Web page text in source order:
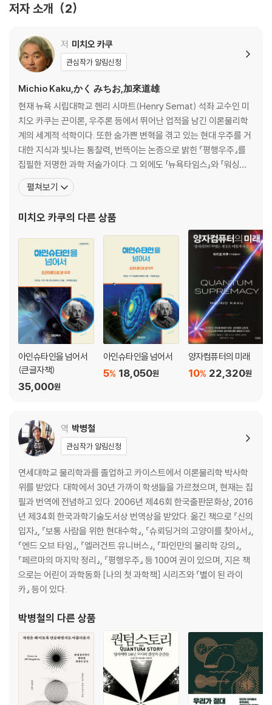
양자혁명 / 전자의 파동 / 주기율표 / 디랙의 전자이론 / 파동의 실체는 무
역학과 전쟁
4장. ‘거의 모든 것’의 이론
양자전기역학 / 양자혁명을 응용하다 / 생명이란 무엇인가? / 핵력 / 극과
극의 두 인물(2): 파인먼과 겔만 / 약력과 유령입자 / 양-밀스 이론 / 힉스
보손-신의 입자 / 거의 모든 것의 이론 / 대형 강입자충돌기
5장. 캄캄한 우주
블랙홀의 정체 / 웜홀 / 시간여행 / 우주는 어떻게 창조되었는가? / 밤하늘
달아나는 우주 / 현상수배: 중력자
6장. 끈이론의 약진: 가능성과 문제점들
끈이론 / 10차원 / 중력자 / 초대칭 / M-이론 / 홀로그램 우주 / 이론의 검
증 / 끈이론에 쏟아진 비판 / 검증할 수 있을까? / 암흑물질을 찾아서 / LH
C를 넘어서 / 빅뱅을 원자분쇄기로 이용하다 / LISA / 역제곱법칙의 증명
/ 풍경문제 / 끈이론에 대한 나의 개인적 견해 / 피드라미 발굴하기
7장. 우주의 의미를 찾아서
신을 증명하다 / 나의 개인적 관점 / 우주에는 시작이 있었을까? / 유한한
우주 / 결론
저자 소개 2
저 미치오 카쿠
관심작가 알림신청
Michio Kaku,かく みちお,加來道雄
현재 뉴욕 시립대학교 헨리 시마트(Henry Semat) 석좌 교수인 미
치오 카쿠는 끈이론, 우주론 등에서 뛰어난 업적을 남긴 이론물리학
계의 세계적 석학이다. 또한 숨가쁜 변혁을 겪고 있는 현대 우주를 거
대한 지식과 빛나는 통찰력, 번뜩이는 논증으로 밝힌 『평행우주』를
집필한 저명한 과학 저술가이다. 그 외에도 「뉴욕타임스」와 「워싱턴
포스트」의 ‘올해의 베스트셀러’로 선정된 『비전』과 『아인슈타인을 넘
어서』, 『초공간』등 출간하는 책마다 과학사를 빛낼 걸작이라는 찬사
나 하버드대학교를 숨마쿰라데(최우수등급)로
펼쳐보기
미치오 카쿠의 다른 상품
아인슈타인을 넘어서
(큰글자책)
35,000원
아인슈타인을 넘어서
18,050원
5%
양자컴퓨터의 미래
22,320원
10%
역 박병철
관심작가 알림신청
연세대학교 물리학과를 졸업하고 카이스트에서 이론물리학 박사학
위를 받았다. 대학에서 30년 가까이 학생들을 가르쳤으며, 현재는 집
필과 번역에 전념하고 있다. 2006년 제46회 한국출판문화상, 2016
년 제34회 한국과학기술도서상 번역상을 받았다. 옮긴 책으로 『신의
입자』, 『보통 사람을 위한 현대수학』, 『슈뢰딩거의 고양이를 찾아서』,
『엔드 오브 타임』, 『엘러건트 유니버스』, 『파인만의 물리학 강의』,
『페르마의 마지막 정리』, 『평행우주』 등 100여 권이 있으며, 지은 책
으로는 어린이 과학동화 [나의 첫 과학책] 시리즈와 『별이 된 라이
카』 등이 있다.
박병철의 다른 상품